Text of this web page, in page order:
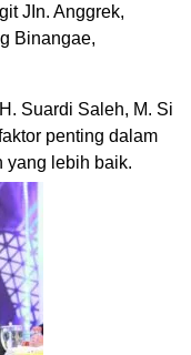
JIn. Anggrek,
Binangae,
Suardi Saleh, M. Si
penting dalam
yang lebih baik.